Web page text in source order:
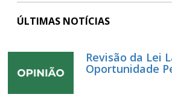
ÚLTIMAS NOTÍCIAS
Revisão da Lei
Oportunidade